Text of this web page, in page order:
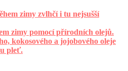
zimy zvlhčí i tu nejsušší
zimy pomocí přírodních olejů.
kokosového a jojobového oleje
pleť.